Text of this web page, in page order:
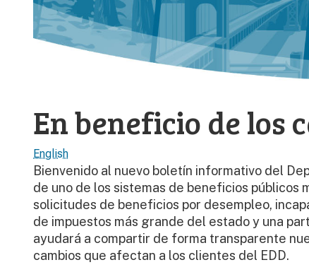
En beneficio de los
English
Bienvenido al nuevo boletín informativo del
de uno de los sistemas de beneficios públicos
solicitudes de beneficios por desempleo,
de impuestos más grande del estado y una
ayudará a compartir de forma transparente
cambios que afectan a los clientes del EDD.